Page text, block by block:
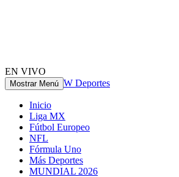
EN VIVO
Mostrar Menú W Deportes
Inicio
Liga MX
Fútbol Europeo
NFL
Fórmula Uno
Más Deportes
MUNDIAL 2026